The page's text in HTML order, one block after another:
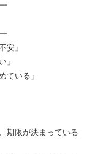
安」
」
ている」
期限が決まっている